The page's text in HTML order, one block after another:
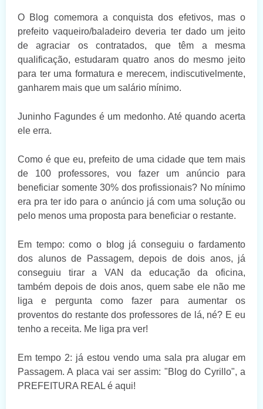
O Blog comemora a conquista dos efetivos, mas o
prefeito vaqueiro/baladeiro deveria ter dado um jeito
de agraciar os contratados, que têm a mesma
qualificação, estudaram quatro anos do mesmo jeito
para ter uma formatura e merecem, indiscutivelmente,
ganharem mais que um salário mínimo.
Juninho Fagundes é um medonho. Até quando acerta
ele erra.
Como é que eu, prefeito de uma cidade que tem mais
de 100 professores, vou fazer um anúncio para
beneficiar somente 30% dos profissionais? No mínimo
era pra ter ido para o anúncio já com uma solução ou
pelo menos uma proposta para beneficiar o restante.
Em tempo: como o blog já conseguiu o fardamento
dos alunos de Passagem, depois de dois anos, já
conseguiu tirar a VAN da educação da oficina,
também depois de dois anos, quem sabe ele não me
liga e pergunta como fazer para aumentar os
proventos do restante dos professores de lá, né? E eu
tenho a receita. Me liga pra ver!
Em tempo 2: já estou vendo uma sala pra alugar em
Passagem. A placa vai ser assim: "Blog do Cyrillo", a
PREFEITURA REAL é aqui!